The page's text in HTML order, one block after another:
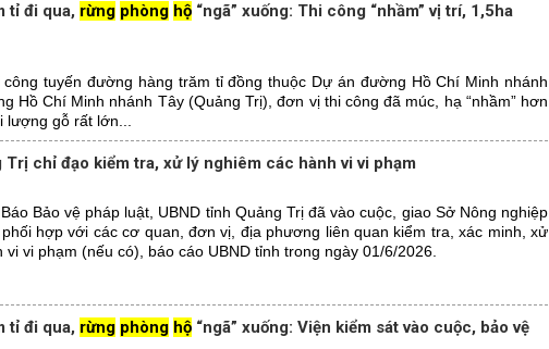
tỉ đi qua, rừng phòng hộ “ngã” xuống: Thi công “nhầm” vị trí, 1,5ha
tuyến đường hàng trăm tỉ đồng thuộc Dự án đường Hồ Chí Minh nhánh
Hồ Chí Minh nhánh Tây (Quảng Trị), đơn vị thi công đã múc, hạ “nhầm” hơn
gỗ rất lớn...
Trị chỉ đạo kiểm tra, xử lý nghiêm các hành vi vi phạm
Bảo vệ pháp luật, UBND tỉnh Quảng Trị đã vào cuộc, giao Sở Nông nghiệp
hợp với các cơ quan, đơn vị, địa phương liên quan kiểm tra, xác minh, xử
vi vi phạm (nếu có), báo cáo UBND tỉnh trong ngày 01/6/2026.
tỉ đi qua, rừng phòng hộ “ngã” xuống: Viện kiểm sát vào cuộc, bảo vệ